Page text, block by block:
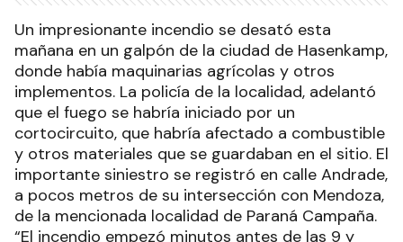
Un impresionante incendio se desató esta
mañana en un galpón de la ciudad de Hasenkamp,
donde había maquinarias agrícolas y otros
implementos. La policía de la localidad, adelantó
que el fuego se habría iniciado por un
cortocircuito, que habría afectado a combustible
y otros materiales que se guardaban en el sitio. El
importante siniestro se registró en calle Andrade,
a pocos metros de su intersección con Mendoza,
de la mencionada localidad de Paraná Campaña.
“El incendio empezó minutos antes de las 9 y